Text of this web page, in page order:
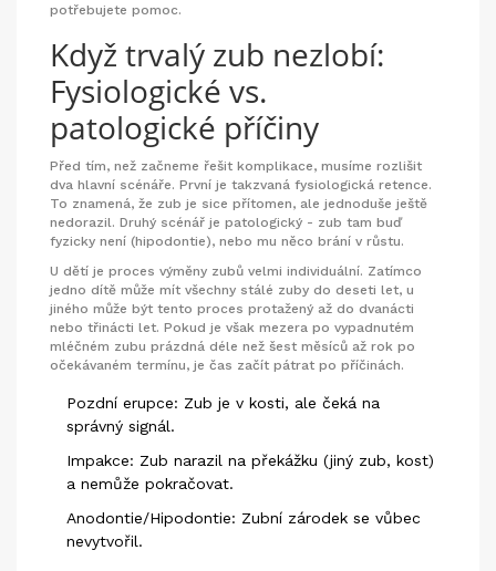
potřebujete pomoc.
Když trvalý zub nezlobí:
Fysiologické vs.
patologické příčiny
Před tím, než začneme řešit komplikace, musíme rozlišit
dva hlavní scénáře. První je takzvaná fysiologická retence.
To znamená, že zub je sice přítomen, ale jednoduše ještě
nedorazil. Druhý scénář je patologický - zub tam buď
fyzicky není (hipodontie), nebo mu něco brání v růstu.
U dětí je proces výměny zubů velmi individuální. Zatímco
jedno dítě může mít všechny stálé zuby do deseti let, u
jiného může být tento proces protažený až do dvanácti
nebo třinácti let. Pokud je však mezera po vypadnutém
mléčném zubu prázdná déle než šest měsíců až rok po
očekávaném termínu, je čas začít pátrat po příčinách.
Pozdní erupce: Zub je v kosti, ale čeká na
správný signál.
Impakce: Zub narazil na překážku (jiný zub, kost)
a nemůže pokračovat.
Anodontie/Hipodontie: Zubní zárodek se vůbec
nevytvořil.